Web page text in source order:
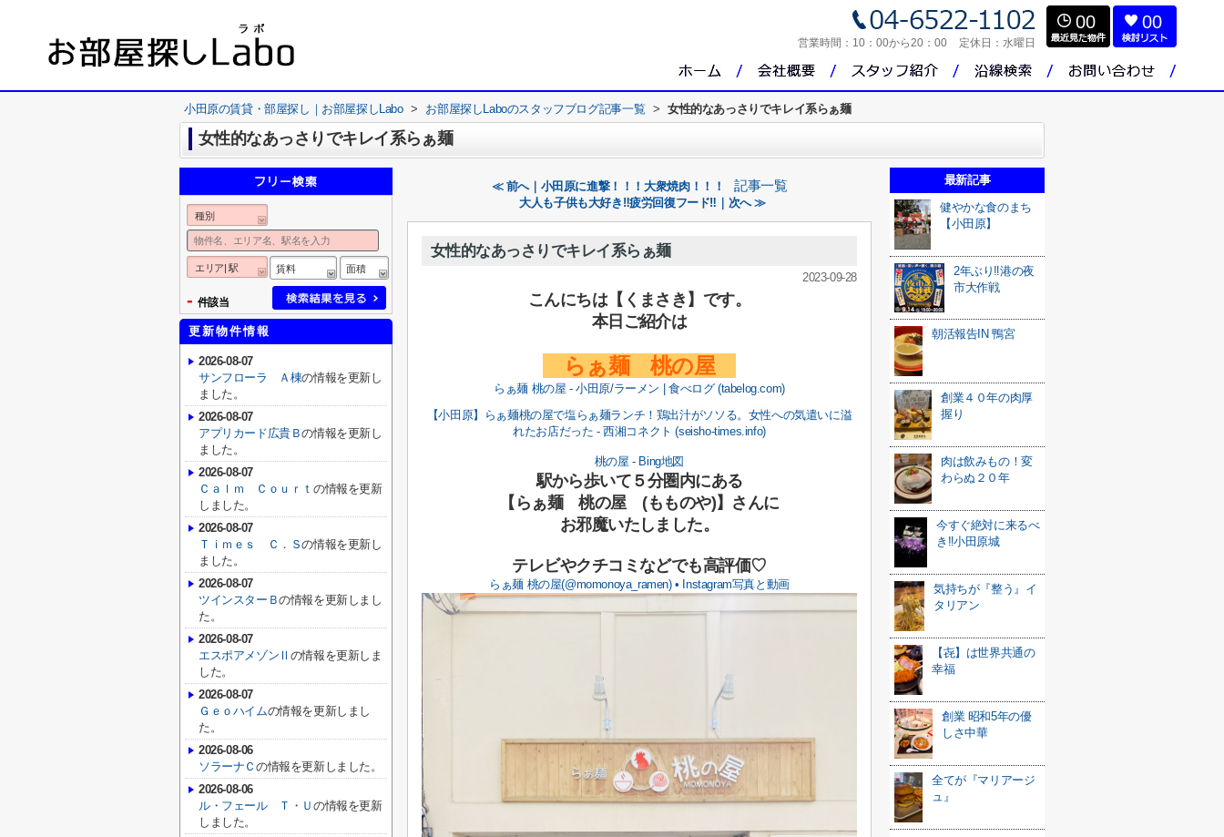
営業時間： 10：00から20：00 定休日： 水曜日
00 00
小田原の賃貸・部屋探し｜お部屋探しLabo > お部屋探しLaboのスタッフブログ記事一覧 > 女性的なあっさりでキレイ系らぁ麺
女性的なあっさりでキレイ系らぁ麺
≪ 前へ｜小田原に進撃！！！大衆焼肉！！！ 記事一覧
大人も子供も大好き‼疲労回復フード‼｜次へ ≫
女性的なあっさりでキレイ系らぁ麺
2023-09-28
こんにちは【くまさき】です。
本日ご紹介は
らぁ麺 桃の屋
らぁ麺 桃の屋 - 小田原/ラーメン | 食べログ (tabelog.com)
【小田原】らぁ麺桃の屋で塩らぁ麺ランチ！鶏出汁がソソる。女性への気遣いに溢
れたお店だった - 西湘コネクト (seisho-times.info)
桃の屋 - Bing地図
駅から歩いて５分圏内にある
【らぁ麺 桃の屋 (もものや)】さんに
お邪魔いたしました。
テレビやクチコミなどでも高評価♡
らぁ麺 桃の屋(@momonoya_ramen) • Instagram写真と動画
最新記事
健やかな食のまち
【小田原】
2年ぶり‼港の夜
市大作戦
朝活報告IN 鴨宮
創業４０年の肉厚
握り
肉は飲みもの！変
わらぬ２０年
今すぐ絶対に来るべ
き‼小田原城
気持ちが『整う』イ
タリアン
【㐂】は世界共通の
幸福
創業 昭和5年の優
しさ中華
全てが『マリアージ
ュ』
種別
エリア| 駅 賃料 面積
- 件該当
更新物件情報
2026-08-07
サンフローラ Ａ棟の情報を更新し
ました。
2026-08-07
アプリカード広貴Ｂの情報を更新し
ました。
2026-08-07
Ｃａｌｍ Ｃｏｕｒｔの情報を更新
しました。
2026-08-07
Ｔｉｍｅｓ Ｃ．Ｓの情報を更新し
ました。
2026-08-07
ツインスターＢの情報を更新しまし
た。
2026-08-07
エスポアメゾンⅡ の情報を更新しま
した。
2026-08-07
Ｇｅｏハイムの情報を更新しまし
た。
2026-08-06
ソラーナＣの情報を更新しました。
2026-08-06
ル・フェール Ｔ・Ｕの情報を更新
しました。